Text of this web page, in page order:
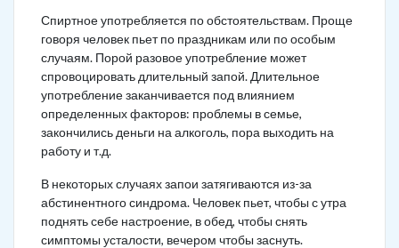
Спиртное употребляется по обстоятельствам. Проще
говоря человек пьет по праздникам или по особым
случаям. Порой разовое употребление может
спровоцировать длительный запой. Длительное
употребление заканчивается под влиянием
определенных факторов: проблемы в семье,
закончились деньги на алкоголь, пора выходить на
работу и т.д.
В некоторых случаях запои затягиваются из-за
абстинентного синдрома. Человек пьет, чтобы с утра
поднять себе настроение, в обед, чтобы снять
симптомы усталости, вечером чтобы заснуть.